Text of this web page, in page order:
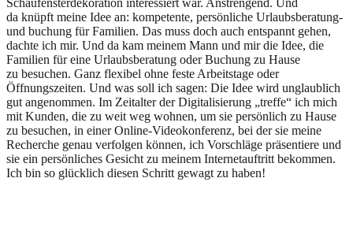
da knüpft meine Idee an: kompetente, persönliche Urlaubsberatung-
und buchung für Familien. Das muss doch auch entspannt gehen,
dachte ich mir. Und da kam meinem Mann und mir die Idee, die
Familien für eine Urlaubsberatung oder Buchung zu Hause
zu besuchen. Ganz flexibel ohne feste Arbeitstage oder
Öffnungszeiten. Und was soll ich sagen: Die Idee wird unglaublich
gut angenommen. Im Zeitalter der Digitalisierung „treffe“ ich mich
mit Kunden, die zu weit weg wohnen, um sie persönlich zu Hause
zu besuchen, in einer Online-Videokonferenz, bei der sie meine
Recherche genau verfolgen können, ich Vorschläge präsentiere und
sie ein persönliches Gesicht zu meinem Internetauftritt bekommen.
Ich bin so glücklich diesen Schritt gewagt zu haben!